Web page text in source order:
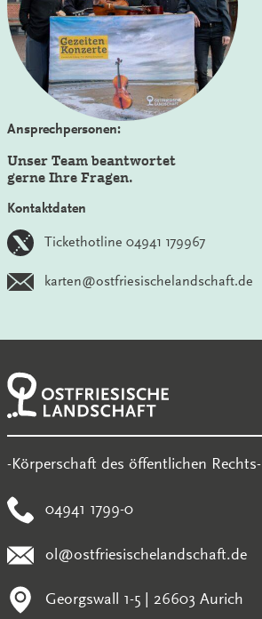
Ansprechpersonen:
Unser Team beantwortet
gerne Ihre Fragen.
Kontaktdaten
Tickethotline 04941 179967
karten@ostfriesischelandschaft.de
-Körperschaft des öffentlichen Rechts-
04941 1799-0
ol@ostfriesischelandschaft.de
Georgswall 1-5 | 26603 Aurich